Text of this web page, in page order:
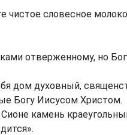
словесное
отверженному, но
дом духовный,
Богу Иисусом Христом.
камень